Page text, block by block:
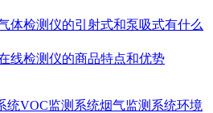
体检测仪的引射式和泵吸式有什么
线检测仪的商品特点和优势
统VOC监测系统烟气监测系统环境